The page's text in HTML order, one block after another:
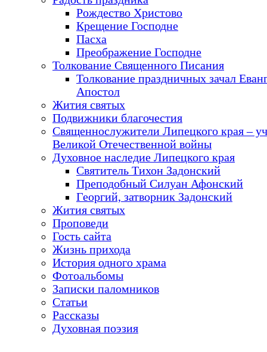
Рождество Христово
Крещение Господне
Пасха
Преображение Господне
Толкование Священного Писания
Толкование праздничных зачал
Апостол
Жития святых
Подвижники благочестия
Священнослужители Липецкого края –
Великой Отечественной войны
Духовное наследие Липецкого края
Святитель Тихон Задонский
Преподобный Силуан Афонский
Георгий, затворник Задонский
Жития святых
Проповеди
Гость сайта
Жизнь прихода
История одного храма
Фотоальбомы
Записки паломников
Статьи
Рассказы
Духовная поэзия